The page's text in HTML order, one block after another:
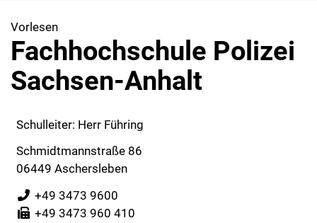
Vorlesen
Fachhochschule Polizei
Sachsen-Anhalt
Schulleiter: Herr Führing
Schmidtmannstraße 86
06449 Aschersleben
+49 3473 9600
+49 3473 960 410